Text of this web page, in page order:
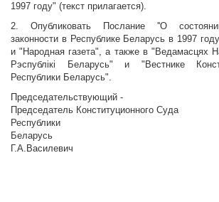
1997 году" (текст прилагается).
2. Опубликовать Послание ''О состоянии
законности в Республике Беларусь в 1997
и "Народная газета", а также в "Ведамасцях
Рэспублiкi Беларусь" и "Вестнике
Республики Беларусь".
Председательствующий -
Председатель Конституционного Суда
Республики
Г.А.Василевич